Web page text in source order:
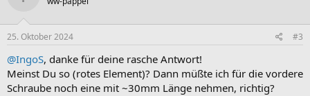
n
e
:
25. Oktober 2024 #3
@IngoS, danke für deine rasche Antwort!
Meinst Du so (rotes Element)? Dann müßte ich für die vordere
Schraube noch eine mit ~30mm Länge nehmen, richtig?